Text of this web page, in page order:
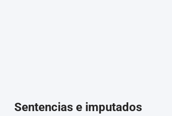
Sentencias e imputados